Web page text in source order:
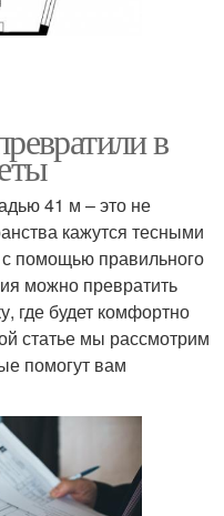
в
41 м – это не
кажутся тесными
помощью правильного
можно превратить
где будет комфортно
статье мы рассмотрим
помогут вам